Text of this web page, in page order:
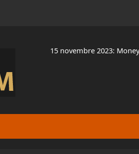
15 novembre 2023: